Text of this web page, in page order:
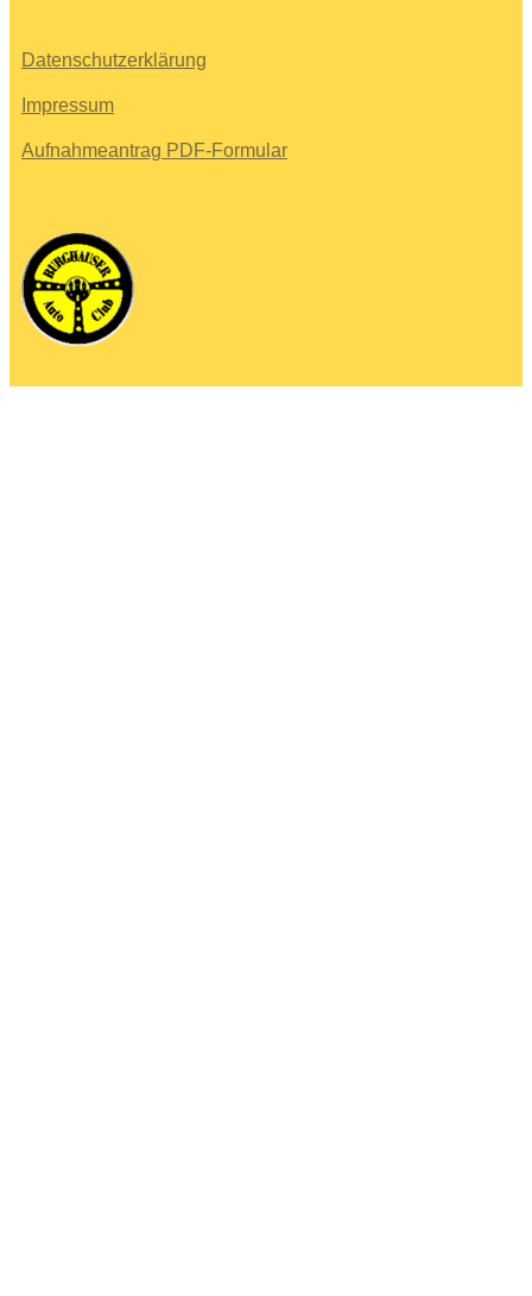
Datenschutzerklärung
Impressum
Aufnahmeantrag PDF-Formular